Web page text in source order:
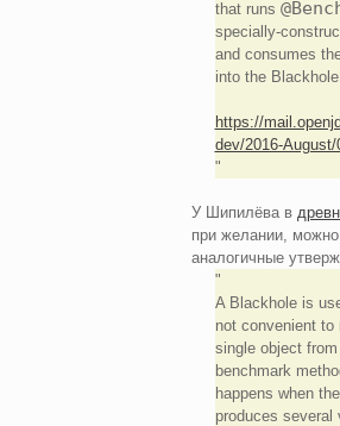
that runs
specially-
and consumes
into the Blackhole.
https://
dev/2016-August/
У Шипилёва в
при желании, можно
аналогичные
A Blackhole is
not convenient to
single object from
benchmark
happens when
produces several